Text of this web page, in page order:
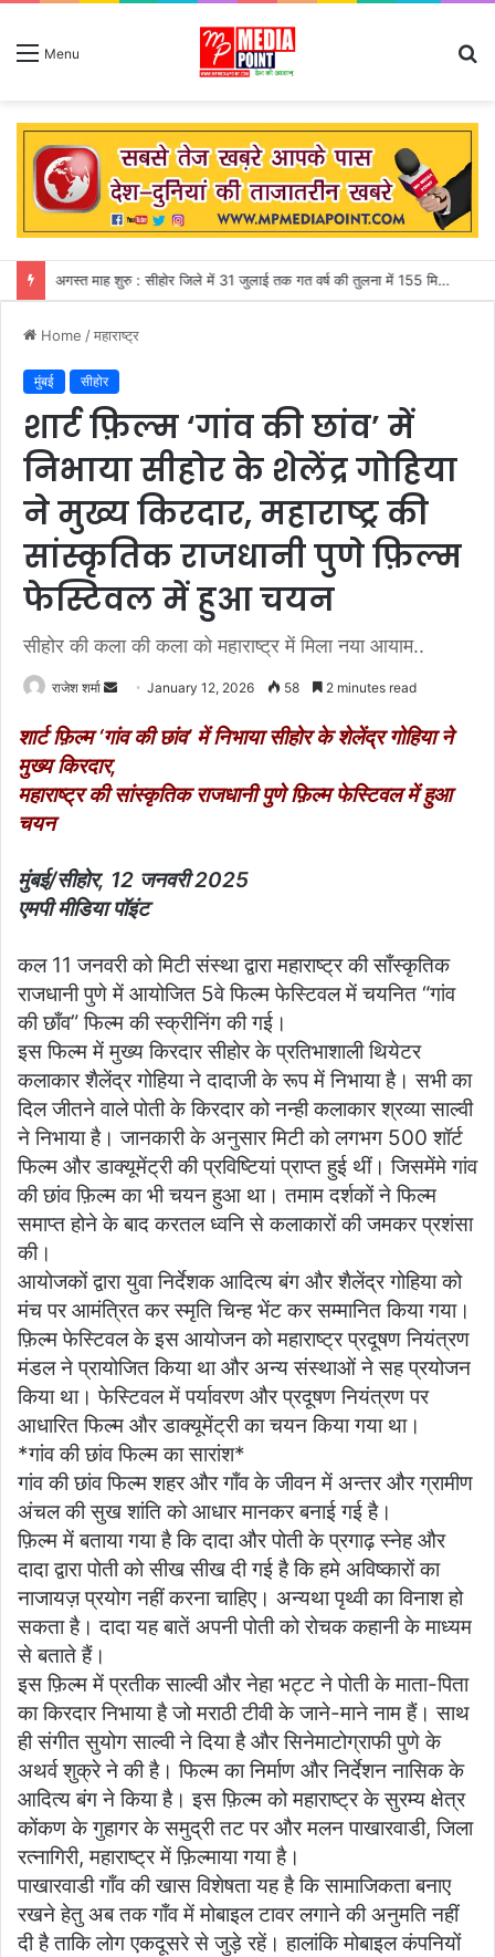
Menu
जापान : शक्तिशाली भूकंप से शॉपिंग मॉल की दूसरी मंजिल ढही, मकवे में फंसे 50 से अधिक लोग
Home /महाराष्ट्र
मुंबई सीहोर
शार्ट फ़िल्म ‘गांव की छांव’ में
निभाया सीहोर के शेलेंद्र गोहिया
ने मुख्य किरदार, महाराष्ट्र की
सांस्कृतिक राजधानी पुणे फ़िल्म
फेस्टिवल में हुआ चयन
सीहोर की कला की कला को महाराष्ट्र में मिला नया आयाम..
राजेश शर्मा
n
a
m
a
l
January 12, 2026 58 2 minutes read
शार्ट फ़िल्म ‘गांव की छांव’ में निभाया सीहोर के शेलेंद्र गोहिया ने
मुख्य किरदार,
महाराष्ट्र की सांस्कृतिक राजधानी पुणे फ़िल्म फेस्टिवल में हुआ
चयन
मुंबई/सीहोर, 12 जनवरी 2025
एमपी मीडिया पॉइंट
कल 11 जनवरी को मिटी संस्था द्वारा महाराष्ट्र की साँस्कृतिक
राजधानी पुणे में आयोजित 5वे फिल्म फेस्टिवल में चयनित “गांव
की छाँव” फिल्म की स्क्रीनिंग की गई।
इस फिल्म में मुख्य किरदार सीहोर के प्रतिभाशाली थियेटर
कलाकार शैलेंद्र गोहिया ने दादाजी के रूप में निभाया है। सभी का
दिल जीतने वाले पोती के किरदार को नन्ही कलाकार श्रव्या साल्वी
ने निभाया है। जानकारी के अनुसार मिटी को लगभग 500 शॉर्ट
फिल्म और डाक्यूमेंट्री की प्रविष्टियां प्राप्त हुई थीं। जिसमेंमे गांव
की छांव फ़िल्म का भी चयन हुआ था। तमाम दर्शकों ने फिल्म
समाप्त होने के बाद करतल ध्वनि से कलाकारों की जमकर प्रशंसा
की।
आयोजकों द्वारा युवा निर्देशक आदित्य बंग और शैलेंद्र गोहिया को
मंच पर आमंत्रित कर स्मृति चिन्ह भेंट कर सम्मानित किया गया।
फ़िल्म फेस्टिवल के इस आयोजन को महाराष्ट्र प्रदूषण नियंत्रण
मंडल ने प्रायोजित किया था और अन्य संस्थाओं ने सह प्रयोजन
किया था। फेस्टिवल में पर्यावरण और प्रदूषण नियंत्रण पर
आधारित फिल्म और डाक्यूमेंट्री का चयन किया गया था।
*गांव की छांव फिल्म का सारांश*
गांव की छांव फिल्म शहर और गाँव के जीवन में अन्तर और ग्रामीण
अंचल की सुख शांति को आधार मानकर बनाई गई है।
फ़िल्म में बताया गया है कि दादा और पोती के प्रगाढ़ स्नेह और
दादा द्वारा पोती को सीख सीख दी गई है कि हमे अविष्कारों का
नाजायज़ प्रयोग नहीं करना चाहिए। अन्यथा पृथ्वी का विनाश हो
सकता है। दादा यह बातें अपनी पोती को रोचक कहानी के माध्यम
से बताते हैं।
इस फ़िल्म में प्रतीक साल्वी और नेहा भट्ट ने पोती के माता-पिता
का किरदार निभाया है जो मराठी टीवी के जाने-माने नाम हैं। साथ
ही संगीत सुयोग साल्वी ने दिया है और सिनेमाटोग्राफी पुणे के
अथर्व शुक्रे ने की है। फिल्म का निर्माण और निर्देशन नासिक के
आदित्य बंग ने किया है। इस फ़िल्म को महाराष्ट्र के सुरम्य क्षेत्र
कोंकण के गुहागर के समुद्री तट पर और मलन पाखारवाडी, जिला
रत्नागिरी, महाराष्ट्र में फ़िल्माया गया है।
पाखारवाडी गाँव की खास विशेषता यह है कि सामाजिकता बनाए
रखने हेतु अब तक गाँव में मोबाइल टावर लगाने की अनुमति नहीं
दी है ताकि लोग एकदूसरे से जुड़े रहें। हालांकि मोबाइल कंपनियों